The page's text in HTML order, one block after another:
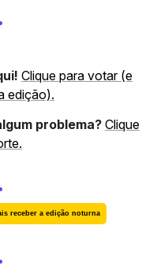
Clique para votar (e
edição).
problema? Clique
receber a edição noturna